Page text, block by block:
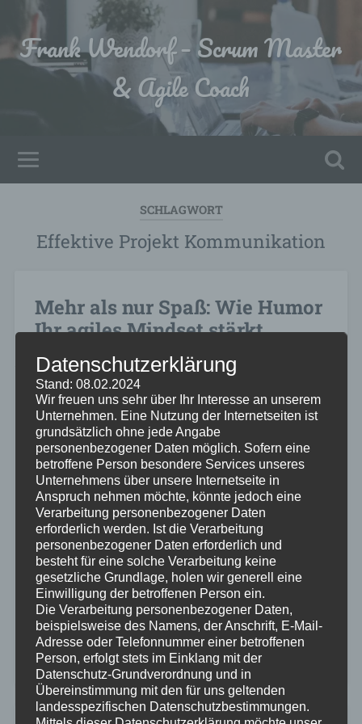
Frank Wendorf – Scrum Master
& Agile Coach
SCHLAGWORT
Effektive Projekt Kommunikation
Mehr als nur Spaß: Wie Humor
Ihr agiles Mindset stärkt
„Die kürzeste Verbindung zwischen zwei Menschen ist
ein Lächeln.“ Der Motor für erfolgreiche Projekte ist
ein agiles Mindset, denn das agile Mindset ist eine
Denkweise, die Flexibilität, Zusammenarbeit und
kontinuierliche Verbesserung fördert. Sie kennen und
wissen es selbst am besten:…
Weiterlesen →
LinkedIn
XINGWhatsApp
Facebook
X Teams
Copy
Link
Teilen
2. Januar 2024 2
Datenschutzerklärung
Stand: 08.02.2024
Wir freuen uns sehr über Ihr Interesse an unserem
Unternehmen. Eine Nutzung der Internetseiten ist
grundsätzlich ohne jede Angabe
personenbezogener Daten möglich. Sofern eine
betroffene Person besondere Services unseres
Unternehmens über unsere Internetseite in
Anspruch nehmen möchte, könnte jedoch eine
Verarbeitung personenbezogener Daten
erforderlich werden. Ist die Verarbeitung
personenbezogener Daten erforderlich und
besteht für eine solche Verarbeitung keine
gesetzliche Grundlage, holen wir generell eine
Einwilligung der betroffenen Person ein.
Die Verarbeitung personenbezogener Daten,
beispielsweise des Namens, der Anschrift, E-Mail-
Adresse oder Telefonnummer einer betroffenen
Person, erfolgt stets im Einklang mit der
Datenschutz-Grundverordnung und in
Übereinstimmung mit den für uns geltenden
landesspezifischen Datenschutzbestimmungen.